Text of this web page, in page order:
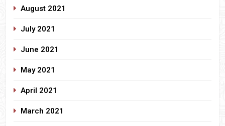
August 2021
July 2021
June 2021
May 2021
April 2021
March 2021